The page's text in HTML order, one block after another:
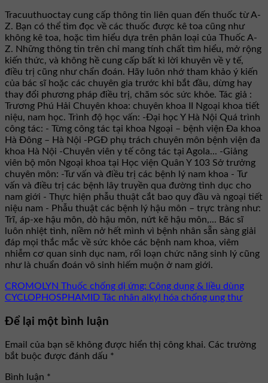
Tracuuthuoctay cung cấp thông tin liên quan đến thuốc từ A-
Z. Bạn có thể tìm đọc về các thuốc được kê toa cũng như
không kê toa, hoặc tìm hiểu dựa trên phân loại của Thuốc A-
Z. Những thông tin trên chỉ mang tính chất tìm hiểu, mở rộng
kiến thức, và không hề cung cấp bất kì lời khuyên về y tế,
điều trị cũng như chẩn đoán. Hãy luôn nhớ tham khảo ý kiến
của bác sĩ hoặc các chuyên gia trước khi bắt đầu, dừng hay
thay đổi phương pháp điều trị, chăm sóc sức khỏe. Tác giả :
Trương Phú Hải Chuyên khoa: chuyên khoa II Ngoại khoa tiết
niệu, nam học. Trình độ học vấn: -Đại học Y Hà Nội Quá trình
công tác: - Từng công tác tại khoa Ngoại – bệnh viện Đa khoa
Hà Đông – Hà Nội -PGĐ phụ trách chuyên môn bệnh viện đa
khoa Hà Nội -Chuyên viên y tế công tác tại Agola... -Giảng
viên bộ môn Ngoại khoa tại Học viện Quân Y 103 Sở trưởng
chuyên môn: -Tư vấn và điều trị các bệnh lý nam khoa - Tư
vấn và điều trị các bệnh lây truyền qua đường tình dục cho
nam giới - Thực hiện phẫu thuật cắt bao quy đầu và ngoại tiết
niệu nam - Phẫu thuật các bệnh lý hậu môn – trực tràng như:
Trĩ, áp-xe hậu môn, dò hậu môn, nứt kẽ hậu môn,... Bác sĩ
luôn nhiệt tình, niềm nở hết mình vì bệnh nhân sẵn sàng giải
đáp mọi thắc mắc về sức khỏe các bệnh nam khoa, viêm
nhiễm cơ quan sinh dục nam, rối loạn chức năng sinh lý cũng
như là chuẩn đoán vô sinh hiếm muộn ở nam giới.
CROMOLYN Thuốc chống dị ứng: Công dụng & liều dùng
CYCLOPHOSPHAMID Tác nhân alkyl hóa chống ung thư
Để lại một bình luận
Email của bạn sẽ không được hiển thị công khai. Các trường
bắt buộc được đánh dấu *
Bình luận *